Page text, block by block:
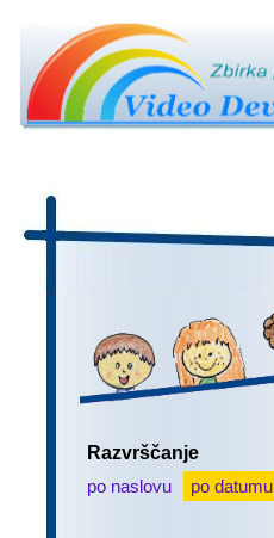
Razvrščanje
po naslovu
po datumu